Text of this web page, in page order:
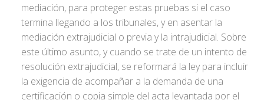
mediación, para proteger estas pruebas si el caso
termina llegando a los tribunales, y en asentar la
mediación extrajudicial o previa y la intrajudicial. Sobre
este último asunto, y cuando se trate de un intento de
resolución extrajudicial, se reformará la ley para incluir
la exigencia de acompañar a la demanda de una
certificación o copia simple del acta levantada por el